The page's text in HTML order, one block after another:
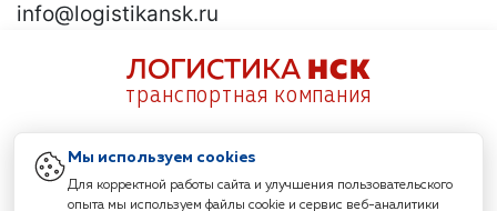
info@logistikansk.ru
ЛОГИСТИКА НСК
транспортная компания
Мы используем cookies
Для корректной работы сайта и улучшения пользовательского
опыта мы используем файлы cookie и сервис веб-аналитики